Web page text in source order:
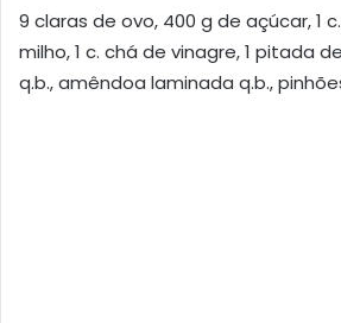
9 claras de ovo, 400 g de açúcar, 1
milho, 1 c. chá de vinagre, 1 pitada
q.b., amêndoa laminada q.b.,